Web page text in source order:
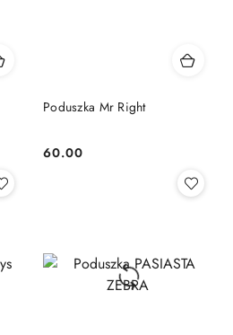
Poduszka Mr Right
Cena:
60.00